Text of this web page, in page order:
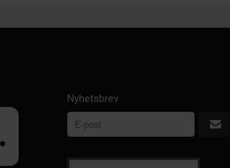
Nyhetsbrev